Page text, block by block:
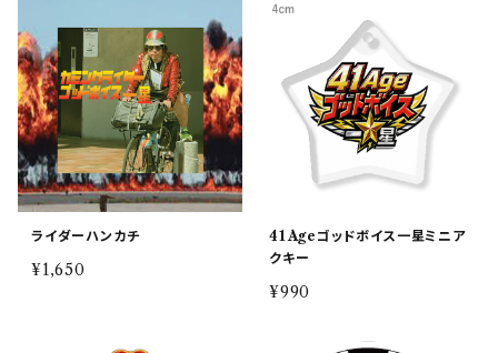
ライダーハンカチ
¥1,650
41Ageゴッドボイス一星ミニア
クキー
¥990